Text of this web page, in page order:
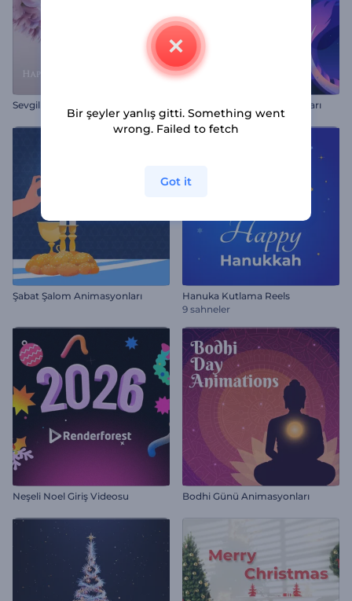
Fener Festivali Animasyonları
Şabat Şalom Animasyonları
Hanuka Kutlama Reels
9 sahneler
Neşeli Noel Giriş Videosu Bodhi Günü Animasyonları
Bir şeyler yanlış gitti. Something went
wrong. Failed to fetch
Got it